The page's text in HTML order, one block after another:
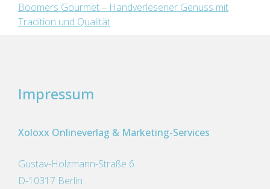
Boomers Gourmet – Handverlesener Genuss mit
Tradition und Qualität
Impressum
Xoloxx Onlineverlag & Marketing-Services
Gustav-Holzmann-Straße 6
D-10317 Berlin